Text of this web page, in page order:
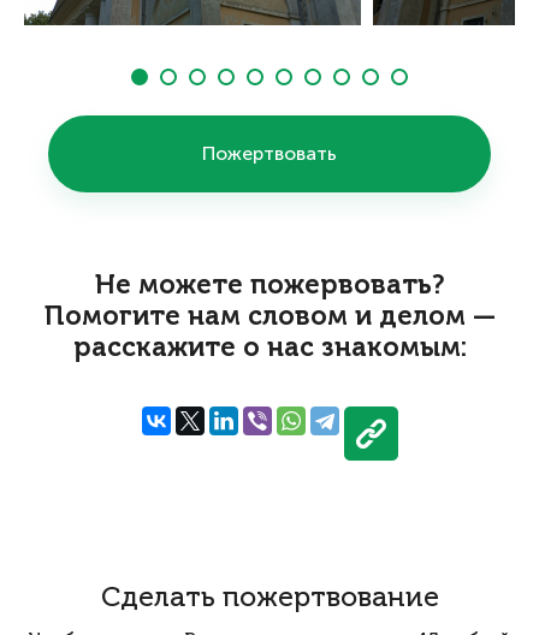
Пожертвовать
Не можете пожервовать?
Помогите нам словом и делом —
расскажите о нас знакомым:
Сделать пожертвование